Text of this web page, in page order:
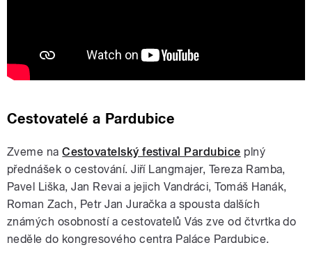
Cestovatelé a Pardubice
Zveme naCestovatelský festival Pardubice plný
přednášek o cestování. Jiří Langmajer, Tereza Ramba,
Pavel Liška, Jan Revai a jejich Vandráci, Tomáš Hanák,
Roman Zach, Petr Jan Juračka a spousta dalších
známých osobností a cestovatelů Vás zve od čtvrtka do
neděle do kongresového centra Paláce Pardubice.